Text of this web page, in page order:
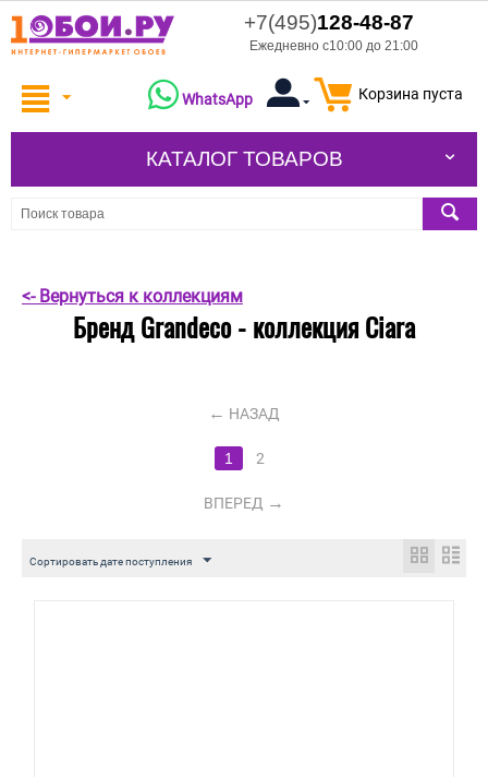
+7(495)128-48-87
Ежедневно с10:00 до 21:00
Корзина пуста
WhatsApp
КАТАЛОГ ТОВАРОВ
<- Вернуться к коллекциям
Бренд Grandeco - коллекция Ciara
НАЗАД
1 2
ВПЕРЕД
Сортировать дате поступления